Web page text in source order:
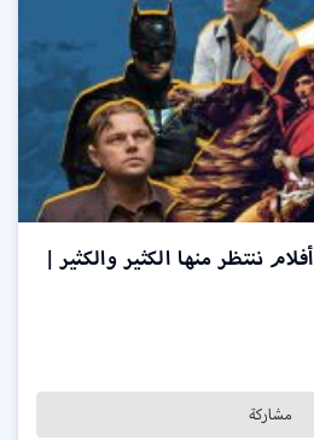
أهم أفلام 2022 | 10 أفلام ننتظر منها الكثير والكثير |
مشاركة